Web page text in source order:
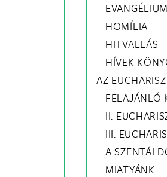
EVANGÉLIUM
HOMÍLIA
HITVALLÁS
HÍVEK
AZ
FELAJÁNLÓ
II.
III.
A
MIATYÁNK